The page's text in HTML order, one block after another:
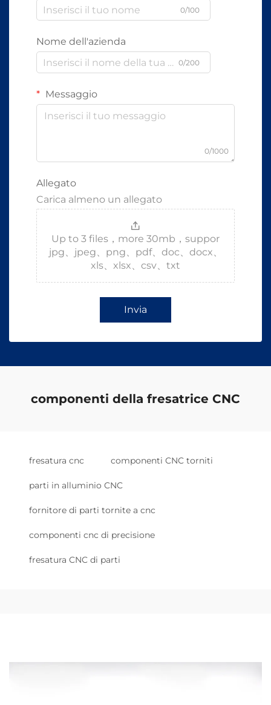
0/100
Nome dell'azienda
0/200
Messaggio
0/1000
Allegato
Carica almeno un allegato
Up to 3 files，more 30mb，suppor
jpg、jpeg、png、pdf、doc、docx、
xls、xlsx、csv、txt
Invia
componenti della fresatrice CNC
fresatura cnc componenti CNC torniti
parti in alluminio CNC
fornitore di parti tornite a cnc
componenti cnc di precisione
fresatura CNC di parti